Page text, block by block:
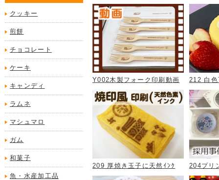
クッキー
煎餅
チョコレート
ケーキ
キャンディ
ラムネ
マシュマロ
ガム
和菓子
魚・水産加工品
Y002木製フォーク印刷動画 212 白色
209 厚焼き玉子に天然ｲﾝｸ 204プリ